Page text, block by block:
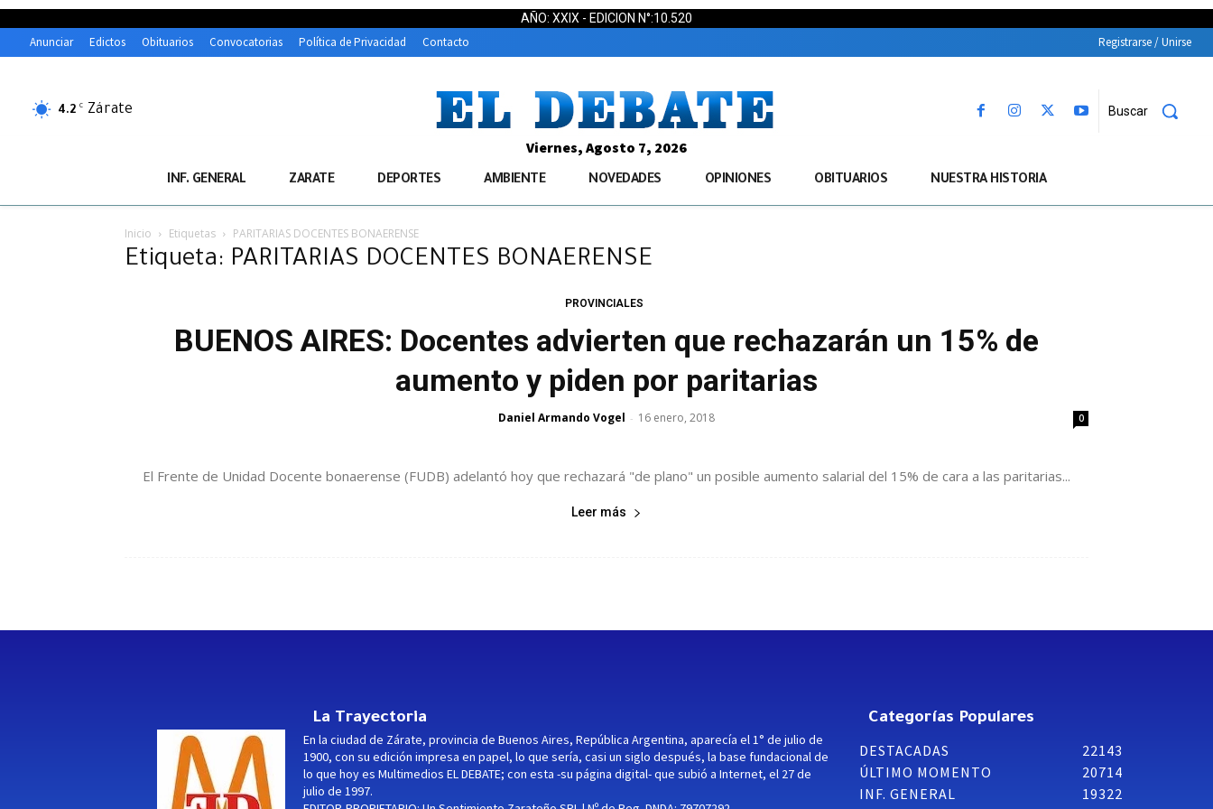
AÑO: XXIX - EDICION N°:10.520
Anunciar Edictos Obituarios Convocatorias Política de Privacidad Contacto Registrarse / Unirse
4.2 C Zárate Buscar
Viernes, Agosto 7, 2026
INF. GENERAL ZARATE DEPORTES AMBIENTE NOVEDADES OPINIONES OBITUARIOS NUESTRA HISTORIA
Inicio Etiquetas PARITARIAS DOCENTES BONAERENSE
Etiqueta: PARITARIAS DOCENTES BONAERENSE
PROVINCIALES
BUENOS AIRES: Docentes advierten que rechazarán un 15% de
aumento y piden por paritarias
Daniel Armando Vogel - 16 enero, 2018 0
El Frente de Unidad Docente bonaerense (FUDB) adelantó hoy que rechazará "de plano" un posible aumento salarial del 15% de cara a las paritarias...
Leer más
La Trayectoria
En la ciudad de Zárate, provincia de Buenos Aires, República Argentina, aparecía el 1° de julio de
1900, con su edición impresa en papel, lo que sería, casi un siglo después, la base fundacional de
lo que hoy es Multimedios EL DEBATE; con esta -su página digital- que subió a Internet, el 27 de
julio de 1997.
Categorías Populares
DESTACADAS
22143
ÚLTIMO MOMENTO
20714
INF. GENERAL
19322